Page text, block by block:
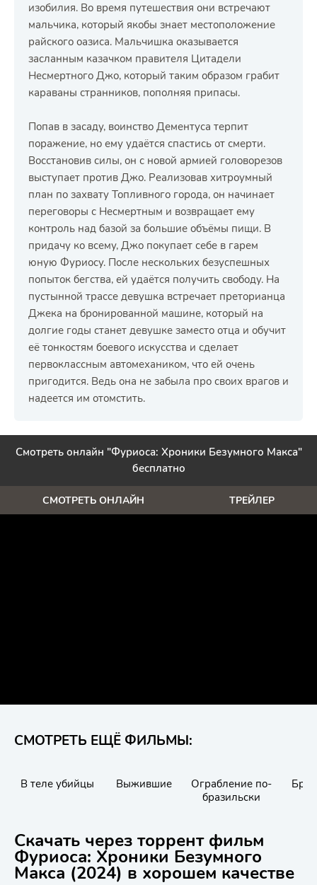
изобилия. Во время путешествия они встречают
мальчика, который якобы знает местоположение
райского оазиса. Мальчишка оказывается
засланным казачком правителя Цитадели
Несмертного Джо, который таким образом грабит
караваны странников, пополняя припасы.
Попав в засаду, воинство Дементуса терпит
поражение, но ему удаётся спастись от смерти.
Восстановив силы, он с новой армией головорезов
выступает против Джо. Реализовав хитроумный
план по захвату Топливного города, он начинает
переговоры с Несмертным и возвращает ему
контроль над базой за большие объёмы пищи. В
придачу ко всему, Джо покупает себе в гарем
юную Фуриосу. После нескольких безуспешных
попыток бегства, ей удаётся получить свободу. На
пустынной трассе девушка встречает преторианца
Джека на бронированной машине, который на
долгие годы станет девушке заместо отца и обучит
её тонкостям боевого искусства и сделает
первоклассным автомехаником, что ей очень
пригодится. Ведь она не забыла про своих врагов и
надеется им отомстить.
Смотреть онлайн "Фуриоса: Хроники Безумного Макса"
бесплатно
СМОТРЕТЬ ОНЛАЙН ТРЕЙЛЕР
СМОТРЕТЬ ЕЩЁ ФИЛЬМЫ:
В теле убийцы Выжившие
Ограбление по-
бразильски
Скачать через торрент фильм
Фуриоса: Хроники Безумного
Макса (2024) в хорошем качестве